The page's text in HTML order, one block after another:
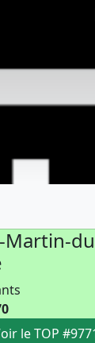
Martin-
le TOP